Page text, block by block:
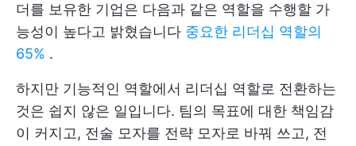
더를 보유한 기업은 다음과 같은 역할을 수행할 가
능성이 높다고 밝혔습니다 중요한 리더십 역할의
65% .
하지만 기능적인 역할에서 리더십 역할로 전환하는
것은 쉽지 않은 일입니다. 팀의 목표에 대한 책임감
이 커지고, 전술 모자를 전략 모자로 바꿔 쓰고, 전